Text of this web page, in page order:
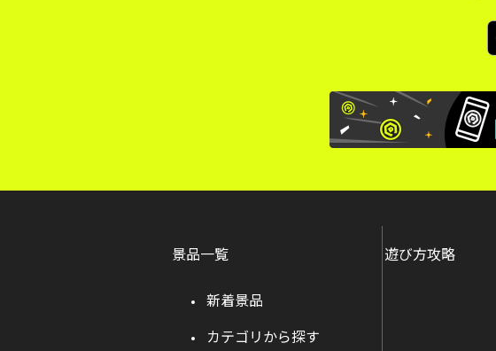
景品一覧
新着景品
カテゴリから探す
遊び方攻略